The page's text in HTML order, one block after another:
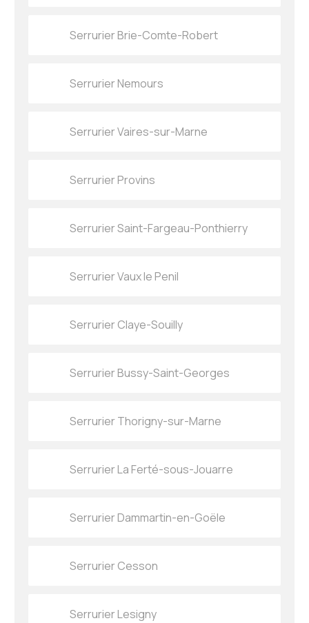
Serrurier Brie-Comte-Robert
Serrurier Nemours
Serrurier Vaires-sur-Marne
Serrurier Provins
Serrurier Saint-Fargeau-Ponthierry
Serrurier Vaux le Penil
Serrurier Claye-Souilly
Serrurier Bussy-Saint-Georges
Serrurier Thorigny-sur-Marne
Serrurier La Ferté-sous-Jouarre
Serrurier Dammartin-en-Goële
Serrurier Cesson
Serrurier Lesigny